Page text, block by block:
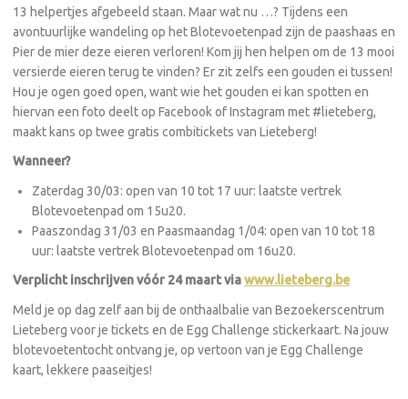
13 helpertjes afgebeeld staan. Maar wat nu …? Tijdens een
avontuurlijke wandeling op het Blotevoetenpad zijn de paashaas en
Pier de mier deze eieren verloren! Kom jij hen helpen om de 13 mooi
versierde eieren terug te vinden? Er zit zelfs een gouden ei tussen!
Hou je ogen goed open, want wie het gouden ei kan spotten en
hiervan een foto deelt op Facebook of Instagram met #lieteberg,
maakt kans op twee gratis combitickets van Lieteberg!
Wanneer?
Zaterdag 30/03: open van 10 tot 17 uur: laatste vertrek
Blotevoetenpad om 15u20.
Paaszondag 31/03 en Paasmaandag 1/04: open van 10 tot 18
uur: laatste vertrek Blotevoetenpad om 16u20.
Verplicht inschrijven vóór 24 maart viawww.lieteberg.be
Meld je op dag zelf aan bij de onthaalbalie van Bezoekerscentrum
Lieteberg voor je tickets en de Egg Challenge stickerkaart. Na jouw
blotevoetentocht ontvang je, op vertoon van je Egg Challenge
kaart, lekkere paaseitjes!